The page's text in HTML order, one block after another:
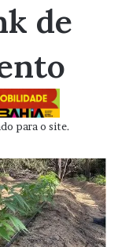
de
para o site.